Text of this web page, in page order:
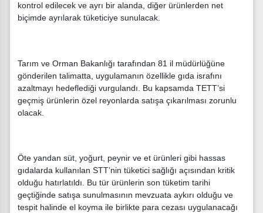
kontrol edilecek ve ayrı bir alanda, diğer ürünlerden net
biçimde ayrılarak tüketiciye sunulacak.
Tarım ve Orman Bakanlığı tarafından 81 il müdürlüğüne
gönderilen talimatta, uygulamanın özellikle gıda israfını
azaltmayı hedeflediği vurgulandı. Bu kapsamda TETT’si
geçmiş ürünlerin özel reyonlarda satışa çıkarılması zorunlu
olacak.
Öte yandan süt, yoğurt, peynir ve et ürünleri gibi hassas
gıdalarda kullanılan STT’nin tüketici sağlığı açısından kritik
olduğu hatırlatıldı. Bu tür ürünlerin son tüketim tarihi
geçtiğinde satışa sunulmasının mevzuata aykırı olduğu ve
tespit halinde el koyma ile birlikte para cezası uygulanacağı